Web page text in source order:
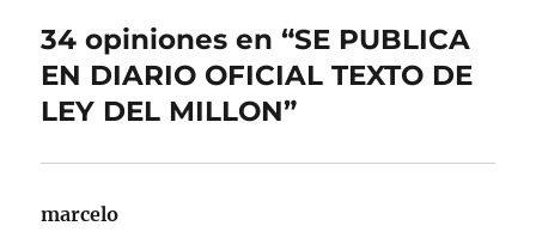
34 opiniones en “SE PUBLICA
EN DIARIO OFICIAL TEXTO DE
LEY DEL MILLON”
marcelo